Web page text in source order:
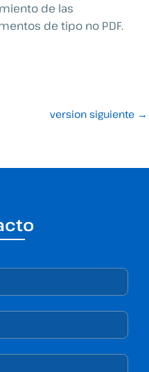
de las
de tipo no PDF.
version siguiente →